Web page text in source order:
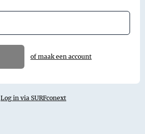
of maak een account
Log in via SURFconext